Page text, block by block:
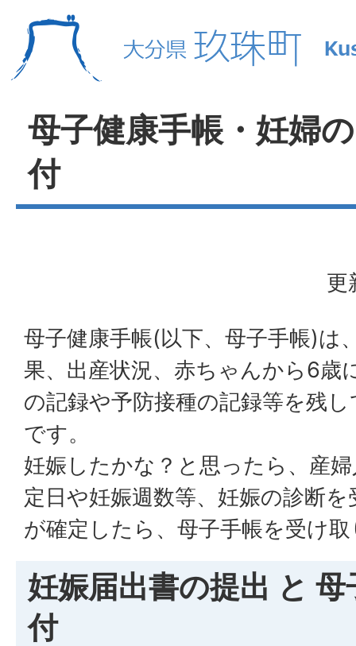
母子健康手帳・妊婦
付
更
母子健康手帳(以下、母子手帳)は
果、出産状況、赤ちゃんから6歳
の記録や予防接種の記録等を残
です。
妊娠したかな？と思ったら、産
定日や妊娠週数等、妊娠の診断
が確定したら、母子手帳を受け
妊娠届出書の提出 と
付